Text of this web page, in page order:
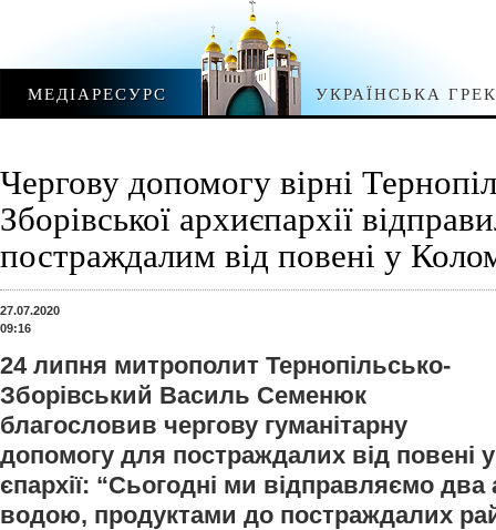
МЕДІАРЕСУРС УКРАЇНСЬКА
Чергову допомогу вірні
Зборівської архиєпархії
постраждалим від повені у
27.07.2020
09:16
24 липня митрополит Тернопільсько-
Зборівський Василь Семенюк
благословив чергову гуманітарну
допомогу для постраждалих від повені
єпархії: “Сьогодні ми відправляємо два
водою, продуктами до постраждалих